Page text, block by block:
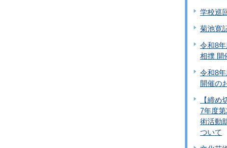
学校巡
菊池寛
令和8
相撲 開
令和8
開催の
【締め
7年度
術活動
ついて